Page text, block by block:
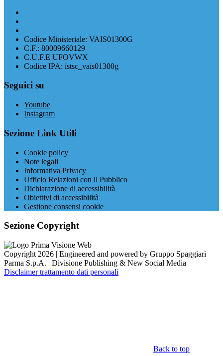
Codice Ministeriale: VAIS01300G
C.F.: 80009660129
C.U.F.E UFOVWX
Codice IPA: istsc_vais01300g
Seguici su
Youtube
Instagram
Sezione Link Utili
Cookie policy
Note legali
Informativa Privacy
Ufficio Relazioni con il Pubblico
Dichiarazione di accessibilità
Obiettivi di accessibilità
Gestione consensi cookie
Sezione Copyright
Copyright 2026 | Engineered and powered by Gruppo Spaggiari
Parma S.p.A. | Divisione Publishing & New Social Media
Disclaimer trattamento dati personali
Back to top